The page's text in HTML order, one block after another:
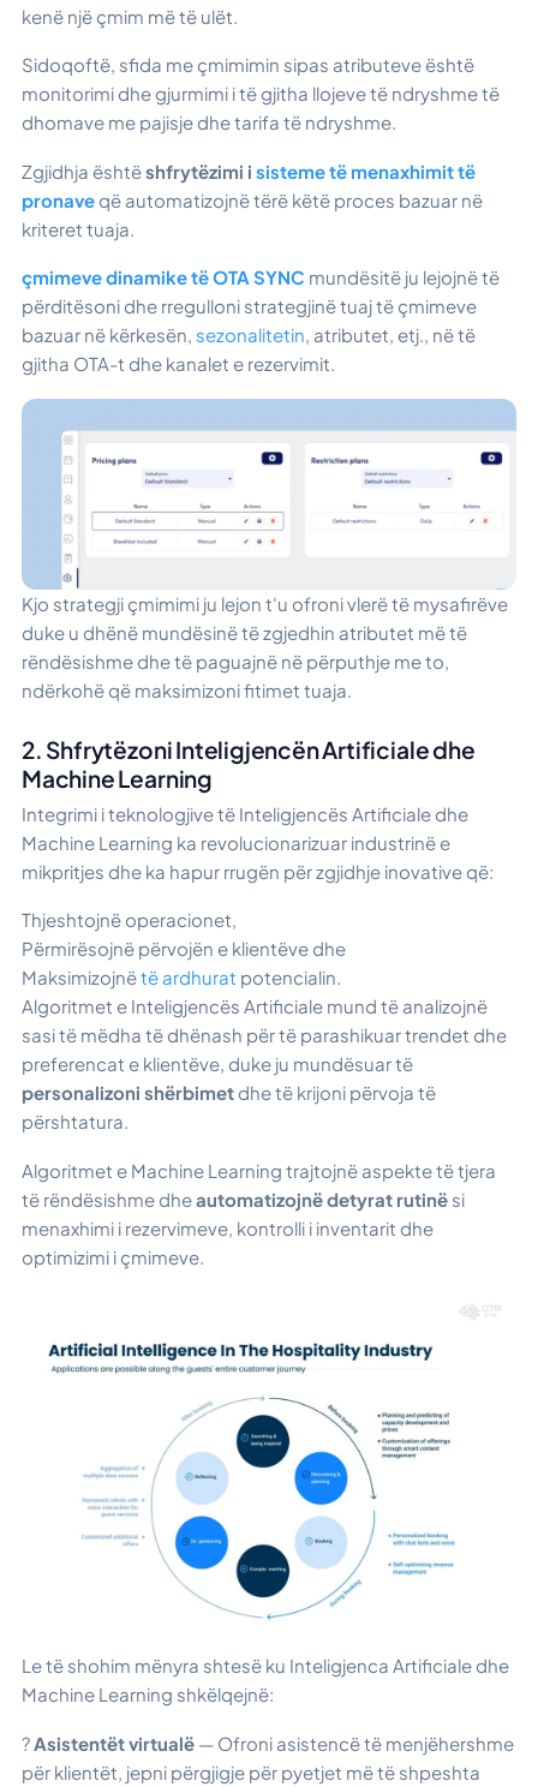
kenë një çmim më të ulët.
Sidoqoftë, sfida me çmimimin sipas atributeve është
monitorimi dhe gjurmimi i të gjitha llojeve të ndryshme të
dhomave me pajisje dhe tarifa të ndryshme.
Zgjidhja ështëshfrytëzimi i sisteme të menaxhimit të
pronave që automatizojnë tërë këtë proces bazuar në
kriteret tuaja.
çmimeve dinamike të OTA SYNC mundësitë ju lejojnë të
përditësoni dhe rregulloni strategjinë tuaj të çmimeve
bazuar në kërkesën, sezonalitetin, atributet, etj., në të
gjitha OTA-t dhe kanalet e rezervimit.
Kjo strategji çmimimi ju lejon t'u ofroni vlerë të mysafirëve
duke u dhënë mundësinë të zgjedhin atributet më të
rëndësishme dhe të paguajnë në përputhje me to,
ndërkohë që maksimizoni fitimet tuaja.
2. Shfrytëzoni Inteligjencën Artificiale dhe
Machine Learning
Integrimi i teknologjive të Inteligjencës Artificiale dhe
Machine Learning ka revolucionarizuar industrinë e
mikpritjes dhe ka hapur rrugën për zgjidhje inovative që:
Thjeshtojnë operacionet,
Përmirësojnë përvojën e klientëve dhe
Maksimizojnëtë ardhurat potencialin.
Algoritmet e Inteligjencës Artificiale mund të analizojnë
sasi të mëdha të dhënash për të parashikuar trendet dhe
preferencat e klientëve, duke ju mundësuar të
personalizoni shërbimet dhe të krijoni përvoja të
përshtatura.
Algoritmet e Machine Learning trajtojnë aspekte të tjera
të rëndësishme dheautomatizojnë detyrat rutinë si
menaxhimi i rezervimeve, kontrolli i inventarit dhe
optimizimi i çmimeve.
Le të shohim mënyra shtesë ku Inteligjenca Artificiale dhe
Machine Learning shkëlqejnë:
?Asistentët virtualë — Ofroni asistencë të menjëhershme
për klientët, jepni përgjigje për pyetjet më të shpeshta